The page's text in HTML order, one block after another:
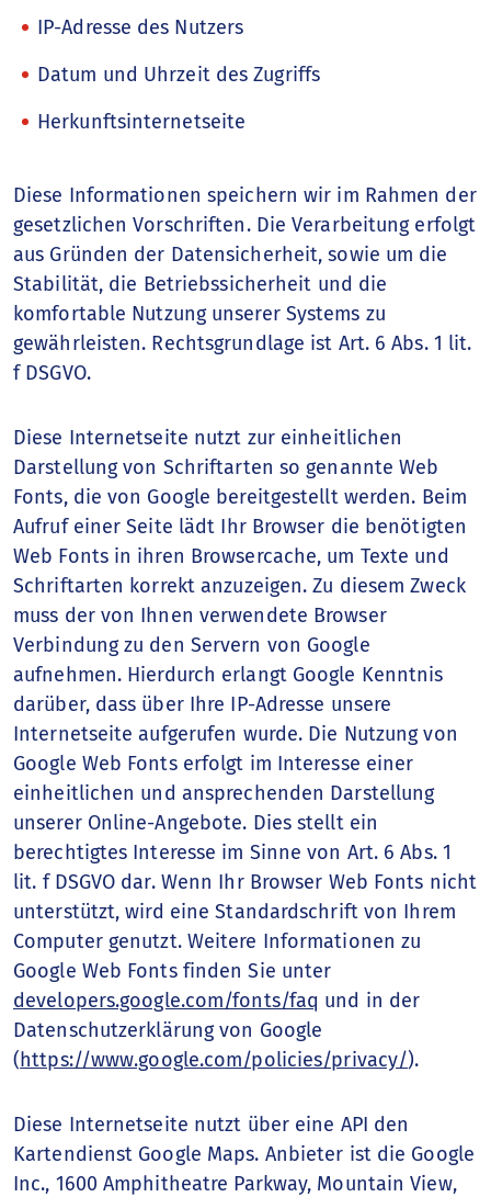
IP-Adresse des Nutzers
Datum und Uhrzeit des Zugriffs
Herkunftsinternetseite
Diese Informationen speichern wir im Rahmen der
gesetzlichen Vorschriften. Die Verarbeitung erfolgt
aus Gründen der Datensicherheit, sowie um die
Stabilität, die Betriebssicherheit und die
komfortable Nutzung unserer Systems zu
gewährleisten. Rechtsgrundlage ist Art. 6 Abs. 1 lit.
f DSGVO.
Diese Internetseite nutzt zur einheitlichen
Darstellung von Schriftarten so genannte Web
Fonts, die von Google bereitgestellt werden. Beim
Aufruf einer Seite lädt Ihr Browser die benötigten
Web Fonts in ihren Browsercache, um Texte und
Schriftarten korrekt anzuzeigen. Zu diesem Zweck
muss der von Ihnen verwendete Browser
Verbindung zu den Servern von Google
aufnehmen. Hierdurch erlangt Google Kenntnis
darüber, dass über Ihre IP-Adresse unsere
Internetseite aufgerufen wurde. Die Nutzung von
Google Web Fonts erfolgt im Interesse einer
einheitlichen und ansprechenden Darstellung
unserer Online-Angebote. Dies stellt ein
berechtigtes Interesse im Sinne von Art. 6 Abs. 1
lit. f DSGVO dar. Wenn Ihr Browser Web Fonts nicht
unterstützt, wird eine Standardschrift von Ihrem
Computer genutzt. Weitere Informationen zu
Google Web Fonts finden Sie unter
developers.google.com/fonts/faq und in der
Datenschutzerklärung von Google
(https://www.google.com/policies/privacy/).
Diese Internetseite nutzt über eine API den
Kartendienst Google Maps. Anbieter ist die Google
Inc., 1600 Amphitheatre Parkway, Mountain View,